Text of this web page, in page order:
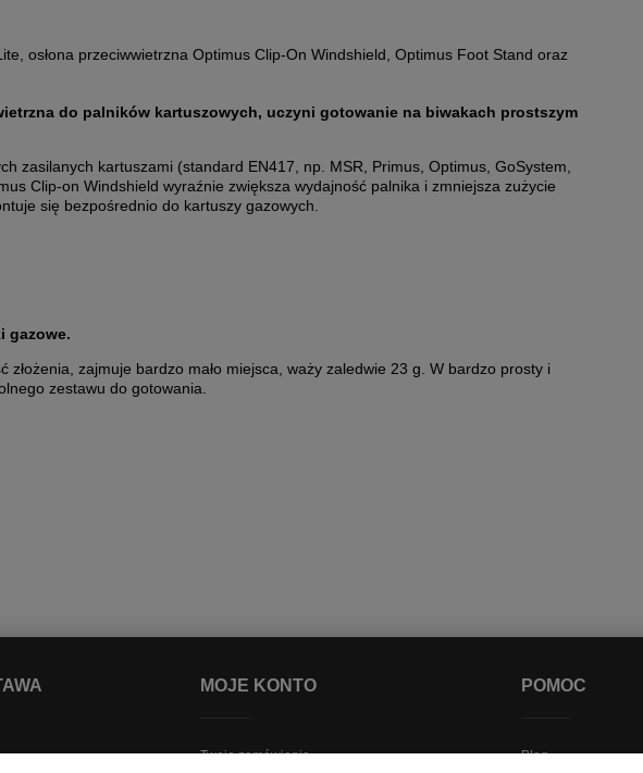
osłona przeciwwietrzna Optimus Clip-On Windshield, Optimus Foot Stand oraz
do palników kartuszowych, uczyni gotowanie na biwakach prostszym
zasilanych kartuszami (standard EN417, np. MSR, Primus, Optimus, GoSystem,
Clip-on Windshield wyraźnie zwiększa wydajność palnika i zmniejsza zużycie
się bezpośrednio do kartuszy gazowych.
gazowe.
zajmuje bardzo mało miejsca, waży zaledwie 23 g. W bardzo prosty i
zestawu do gotowania.
MOJE KONTO
Twoje zamówienia
POMOC
Blog